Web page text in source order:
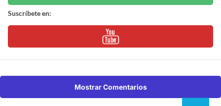
Suscríbete en:
Mostrar Comentarios